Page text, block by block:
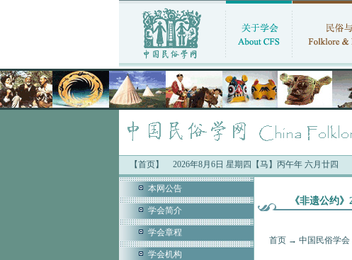
【首页】 2026年8月6日 星期四【马】丙午年 六月廿四
中国民
本网公告
学会简介
学会章程
学会机构
《非遗公约》
首页→ 中国民俗学会